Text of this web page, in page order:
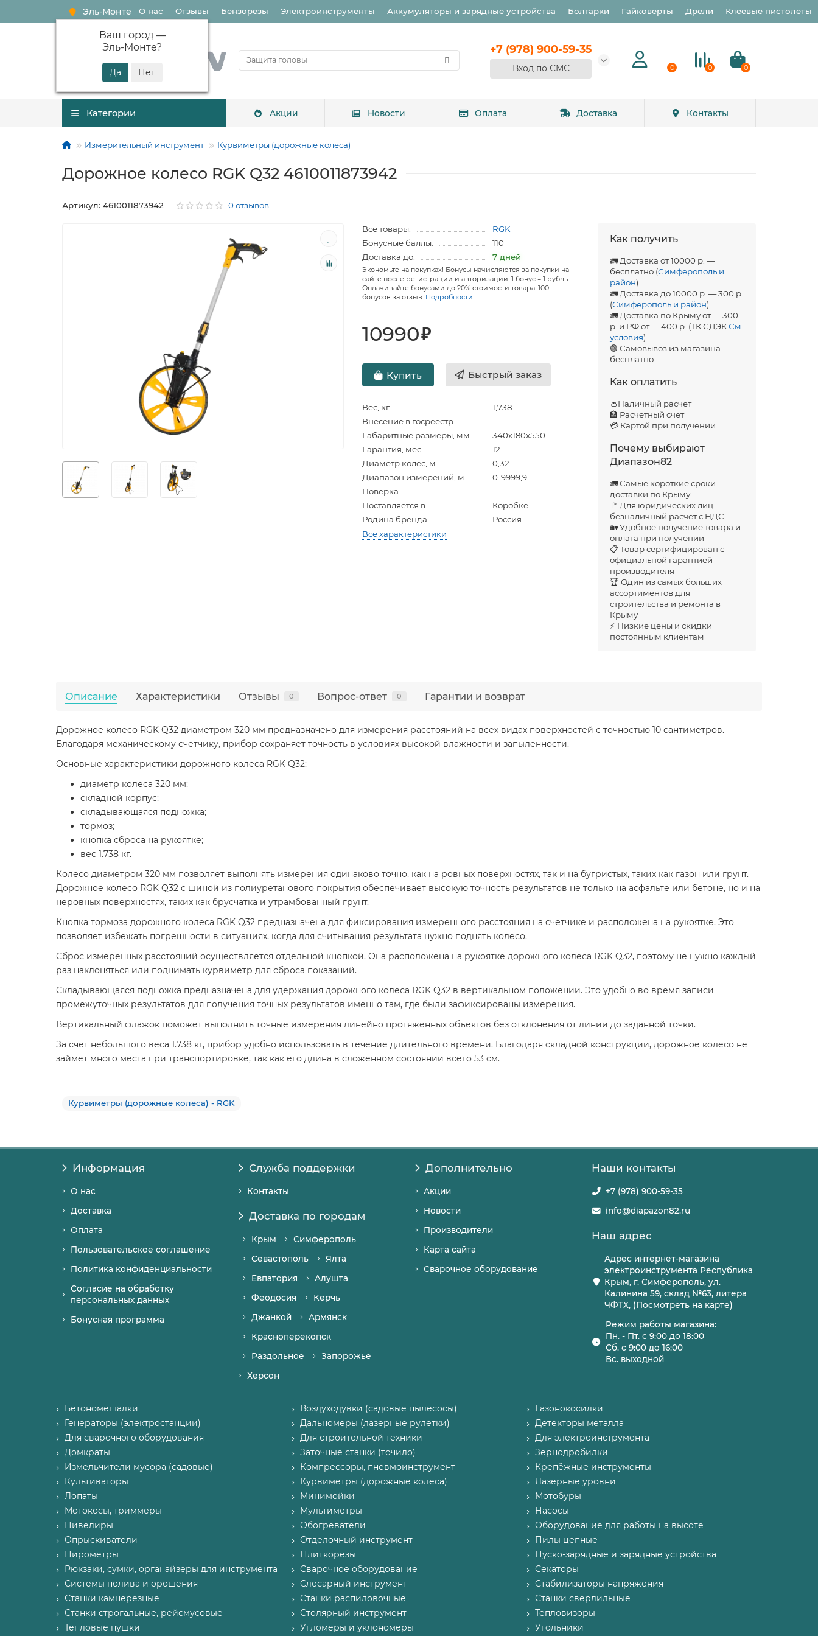
Эль-Монте
Ваш город —
Эль-Монте?
О нас Отзывы Бензорезы Электроинструменты Аккумуляторы и зарядные устройства Болгарки Гайковерты Дрели Клеевые пистолеты
+7 (978) 900-59-35
Вход по СМС 0 0 0
Категории Акции Новости Оплата Доставка Контакты
Измерительный инструмент Курвиметры (дорожные колеса)
Дорожное колесо RGK Q32 4610011873942
Артикул: 4610011873942 0 отзывов
Все товары:
RGK
Бонусные баллы:
110
Доставка до:
7 дней
Экономьте на покупках! Бонусы начисляются за покупки на
сайте после регистрации и авторизации. 1 бонус = 1 рубль.
Оплачивайте бонусами до 20% стоимости товара. 100
бонусов за отзыв. Подробности
10990₽
Купить Быстрый заказ
Вес, кг
1,738
Внесение в госреестр
-
Габаритные размеры, мм
340х180х550
Гарантия, мес
12
Диаметр колес, м
0,32
Диапазон измерений, м
0-9999,9
Поверка
-
Поставляется в
Коробке
Родина бренда
Россия
Все характеристики
Как получить
🚛 Доставка от 10000 р. —
бесплатно (Симферополь и
район)
🚛 Доставка до 10000 р. — 300 р.
(Симферополь и район)
🚛 Доставка по Крыму от — 300
р. и РФ от — 400 р. (ТК СДЭКСм.
условия)
🟢 Самовывоз из магазина —
бесплатно
Как оплатить
👛Наличный расчет
🏦 Расчетный счет
💳 Картой при получении
Почему выбирают
Диапазон82
🚛 Самые короткие сроки
доставки по Крыму
🚩 Для юридических лиц
безналичный расчет с НДС
🏡 Удобное получение товара и
оплата при получении
📋 Товар сертифицирован с
официальной гарантией
производителя
🏆 Один из самых больших
ассортиментов для
строительства и ремонта в
Крыму
⚡ Низкие цены и скидки
постоянным клиентам
Описание Характеристики Отзывы 0 Вопрос-ответ 0 Гарантии и возврат
Дорожное колесо RGK Q32 диаметром 320 мм предназначено для измерения расстояний на всех видах поверхностей с точностью 10 сантиметров.
Благодаря механическому счетчику, прибор сохраняет точность в условиях высокой влажности и запыленности.
Основные характеристики дорожного колеса RGK Q32:
диаметр колеса 320 мм;
складной корпус;
складывающаяся подножка;
тормоз;
кнопка сброса на рукоятке;
вес 1.738 кг.
Колесо диаметром 320 мм позволяет выполнять измерения одинаково точно, как на ровных поверхностях, так и на бугристых, таких как газон или грунт.
Дорожное колесо RGK Q32 с шиной из полиуретанового покрытия обеспечивает высокую точность результатов не только на асфальте или бетоне, но и на
неровных поверхностях, таких как брусчатка и утрамбованный грунт.
Кнопка тормоза дорожного колеса RGK Q32 предназначена для фиксирования измеренного расстояния на счетчике и расположена на рукоятке. Это
позволяет избежать погрешности в ситуациях, когда для считывания результата нужно поднять колесо.
Сброс измеренных расстояний осуществляется отдельной кнопкой. Она расположена на рукоятке дорожного колеса RGK Q32, поэтому не нужно каждый
раз наклоняться или поднимать курвиметр для сброса показаний.
Складывающаяся подножка предназначена для удержания дорожного колеса RGK Q32 в вертикальном положении. Это удобно во время записи
промежуточных результатов для получения точных результатов именно там, где были зафиксированы измерения.
Вертикальный флажок поможет выполнить точные измерения линейно протяженных объектов без отклонения от линии до заданной точки.
За счет небольшого веса 1.738 кг, прибор удобно использовать в течение длительного времени. Благодаря складной конструкции, дорожное колесо не
займет много места при транспортировке, так как его длина в сложенном состоянии всего 53 см.
Курвиметры (дорожные колеса) - RGK
Информация
О нас
Доставка
Оплата
Пользовательское соглашение
Политика конфиденциальности
Согласие на обработку
персональных данных
Бонусная программа
Служба поддержки
Контакты
Доставка по городам
Крым
Симферополь
Севастополь
Ялта
Евпатория
Алушта
Феодосия
Керчь
Джанкой
Армянск
Красноперекопск
Раздольное
Запорожье
Херсон
Дополнительно
Акции
Новости
Производители
Карта сайта
Сварочное оборудование
Наши контакты
+7 (978) 900-59-35
info@diapazon82.ru
Наш адрес
Адрес интернет-магазина
электроинструмента Республика
Крым, г. Симферополь, ул.
Калинина 59, склад №63, литера
ЧФТХ, (Посмотреть на карте)
Режим работы магазина:
Пн. - Пт. с 9:00 до 18:00
Сб. с 9:00 до 16:00
Вс. выходной
Бетономешалки Воздуходувки (садовые пылесосы)
Газонокосилки
Генераторы (электростанции)
Дальномеры (лазерные рулетки)
Детекторы металла
Для сварочного оборудования
Для строительной техники
Для электроинструмента
Домкраты
Заточные станки (точило)
Зернодробилки
Измельчители мусора (садовые)
Компрессоры, пневмоинструмент
Крепёжные инструменты
Культиваторы
Курвиметры (дорожные колеса)
Лазерные уровни
Лопаты
Минимойки
Мотобуры
Мотокосы, триммеры
Мультиметры
Насосы
Нивелиры
Обогреватели
Оборудование для работы на высоте
Опрыскиватели
Отделочный инструмент
Пилы цепные
Пирометры
Плиткорезы
Пуско-зарядные и зарядные устройства
Рюкзаки, сумки, органайзеры для инструмента
Сварочное оборудование
Секаторы
Системы полива и орошения
Слесарный инструмент
Стабилизаторы напряжения
Станки камнерезные
Станки распиловочные
Станки сверлильные
Станки строгальные, рейсмусовые
Столярный инструмент
Тепловизоры
Тепловые пушки
Угломеры и уклономеры Угольники